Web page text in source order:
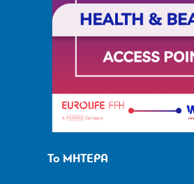
Το ΜΗΤΕΡΑ